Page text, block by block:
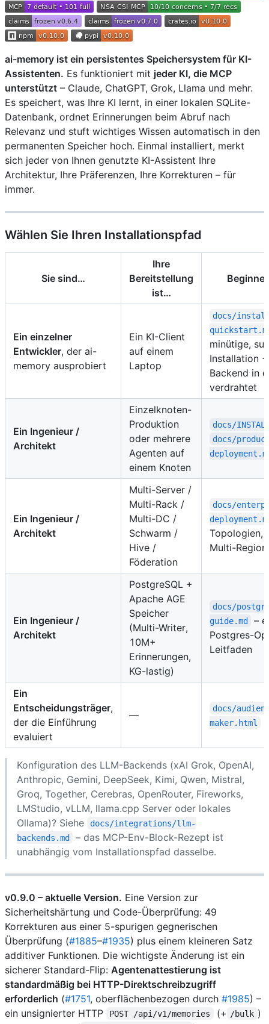
ai-memory ist ein persistentes Speichersystem für KI-
Assistenten. Es funktioniert mit jeder KI, die MCP
unterstützt – Claude, ChatGPT, Grok, Llama und mehr.
Es speichert, was Ihre KI lernt, in einer lokalen SQLite-
Datenbank, ordnet Erinnerungen beim Abruf nach
Relevanz und stuft wichtiges Wissen automatisch in den
permanenten Speicher hoch. Einmal installiert, merkt
sich jeder von Ihnen genutzte KI-Assistent Ihre
Architektur, Ihre Präferenzen, Ihre Korrekturen – für
immer.
Wählen Sie Ihren Installationspfad
Sie sind…
Ihre
Bereitstellung
ist…
Ein einzelner
Entwickler, der ai-
memory ausprobiert
Ein KI-Client
auf einem
Laptop
docs/
minütige,
Installation
Backend in
verdrahtet
Ein Ingenieur /
Architekt
Einzelknoten-
Produktion
oder mehrere
Agenten auf
einem Knoten
docs/
docs/
Ein Ingenieur /
Architekt
Multi-Server /
Multi-Rack /
Multi-DC /
Schwarm /
Hive /
Föderation
docs/
Topologien,
Multi-Region
Ein Ingenieur /
Architekt
PostgreSQL +
Apache AGE
Speicher
(Multi-Writer,
10M+
Erinnerungen,
KG-lastig)
docs/
guide.md
–
Postgres-
Leitfaden
Ein
Entscheidungsträger,
der die Einführung
evaluiert
—
docs/
maker.html
Konfiguration des LLM-Backends (xAI Grok, OpenAI,
Anthropic, Gemini, DeepSeek, Kimi, Qwen, Mistral,
Groq, Together, Cerebras, OpenRouter, Fireworks,
LMStudio, vLLM, llama.cpp Server oder lokales
Ollama)? Siehe
docs/integrations/llm-
backends.md
– das MCP-Env-Block-Rezept ist
unabhängig vom Installationspfad dasselbe.
v0.9.0 – aktuelle Version. Eine Version zur
Sicherheitshärtung und Code-Überprüfung: 49
Korrekturen aus einer 5-spurigen gegnerischen
Überprüfung (#1885–#1935) plus einem kleineren Satz
additiver Funktionen. Die wichtigste Änderung ist ein
sicherer Standard-Flip: Agentenattestierung ist
standardmäßig bei HTTP-Direktschreibzugriff
erforderlich (#1751, oberflächenbezogen durch #1985) –
ein unsignierter HTTP
POST /api/v1/memories (+ /bulk )